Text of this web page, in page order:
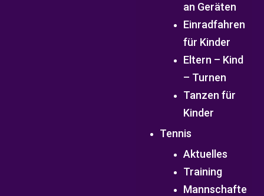
an Geräten
Einradfahren
für Kinder
Eltern – Kind
– Turnen
Tanzen für
Kinder
Tennis
Aktuelles
Training
Mannschafte